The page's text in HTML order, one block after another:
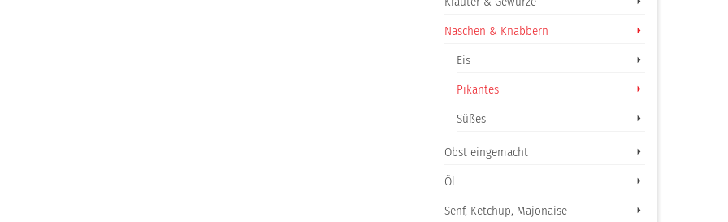
Naschen & Knabbern
Eis
Pikantes
Süßes
Obst eingemacht
Öl
Senf, Ketchup, Majonaise